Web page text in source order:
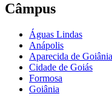
Câmpus
Águas Lindas
Anápolis
Aparecida de Goiânia
Cidade de Goiás
Formosa
Goiânia